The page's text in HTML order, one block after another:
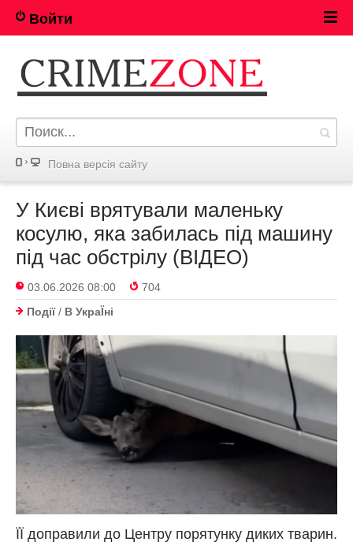
Войти
Повна версія сайту
У Києві врятували маленьку
косулю, яка забилась під машину
під час обстрілу (ВІДЕО)
03.06.2026 08:00
704
Події/ В УкраЇнi
ЇЇ доправили до Центру порятунку диких тварин.